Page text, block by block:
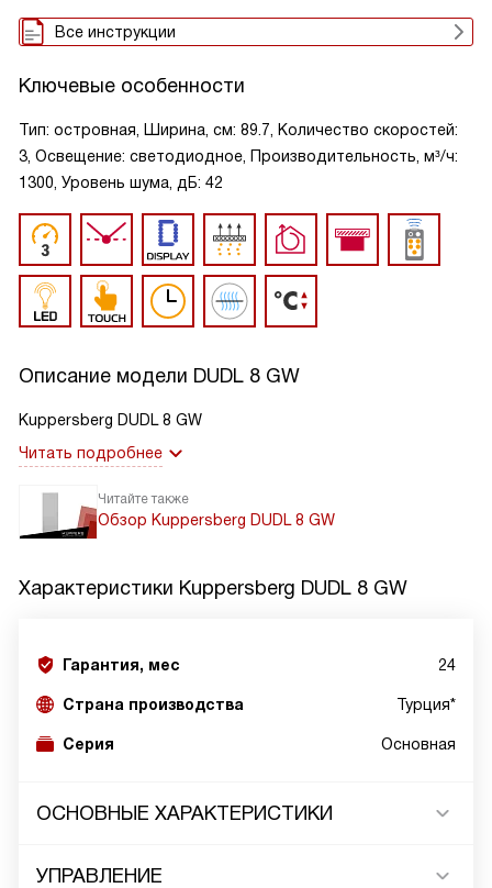
Все инструкции
Ключевые особенности
Тип: островная, Ширина, см: 89.7, Количество скоростей:
3, Освещение: светодиодное, Производительность, м³/ч:
1300, Уровень шума, дБ: 42
Описание модели DUDL 8 GW
Kuppersberg DUDL 8 GW
Читать подробнее
Читайте также
Обзор Kuppersberg DUDL 8 GW
Характеристики Kuppersberg DUDL 8 GW
Гарантия, мес 24
Страна производства Турция*
Серия Основная
ОСНОВНЫЕ ХАРАКТЕРИСТИКИ
УПРАВЛЕНИЕ